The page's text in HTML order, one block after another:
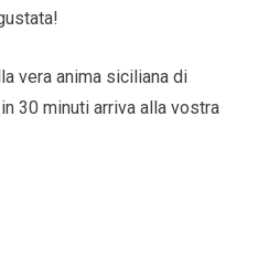
vera anima siciliana di
30 minuti arriva alla vostra